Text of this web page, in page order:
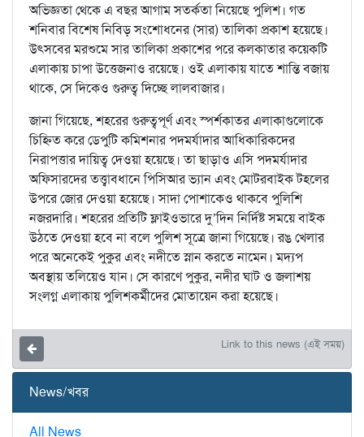
অভিজ্ঞতা থেকে এ বছর আগাম সতর্কতা নিয়েছে পুলিশ। গত
শনিবার বিশেষ নিবিড় সংশোধনের (সার) তালিকা প্রকাশ হয়েছে।
উৎসবের মরশুমে সার তালিকা প্রকাশের পরে কলকাতার কয়েকটি
এলাকায় চাপা উত্তেজনাও রয়েছে। ওই এলাকায় যাতে শান্তি বজায়
থাকে, সে দিকেও গুরুত্ব দিচ্ছে লালবাজার।
জানা গিয়েছে, শহরের গুরুত্বপূর্ণ এবং স্পর্শকাতর এলাকাগুলোকে
চিহ্নিত করে ডেপুটি কমিশনার পদমর্যাদার আধিকারিকদের
নিরাপত্তার দায়িত্ব দেওয়া হয়েছে। তা ছাড়াও এসি পদমর্যাদার
অফিসারদের তত্ত্বাবধানে পিসিআর ভ্যান এবং মোটরবাইক টহলের
উপরে জোর দেওয়া হয়েছে। সাদা পোশাকেও থাকবে পুলিশি
নজরদারি। শহরের প্রতিটি ফ্লাইওভারে দু’দিন নির্দিষ্ট সময়ে বাইক
উঠতে দেওয়া হবে না বলে পুলিশ সূত্রে জানা গিয়েছে। রঙ খেলার
পরে অনেকেই পুকুর এবং নদীতে স্নান করতে নামেন। মদ্যপ
অবস্থায় তলিয়েও যান। সে কারণে পুকুর, নদীর ঘাট ও জলাশয়
সংলগ্ন এলাকায় পুলিশকর্মীদের মোতায়েন করা হয়েছে।
Link to this news (এই সময়)
News/খবর
All News